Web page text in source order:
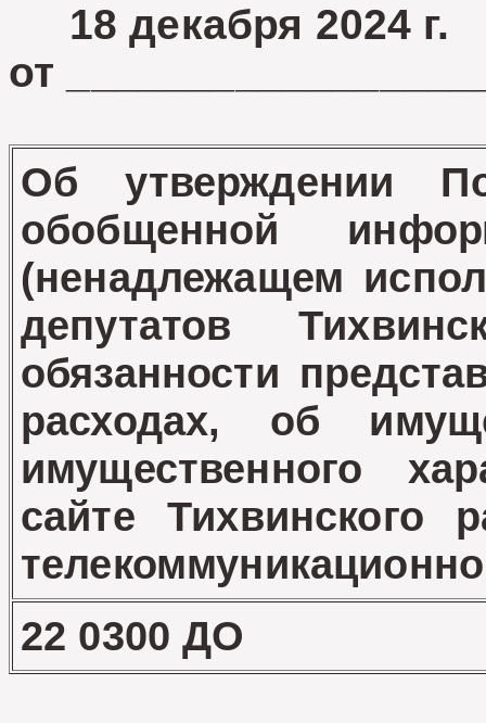
18 декабря 2024
от
Об утверждении
обобщенной
(ненадлежащем
депутатов
обязанности
расходах, об
имущественного
сайте Тихвинского
22 0300 ДО